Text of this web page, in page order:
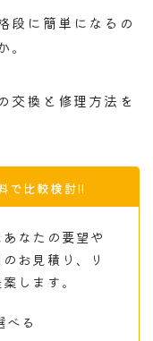
段に簡単になるの
交換と修理方法を
で比較検討!!
あなたの要望や
お見積り、リ
します。
べる